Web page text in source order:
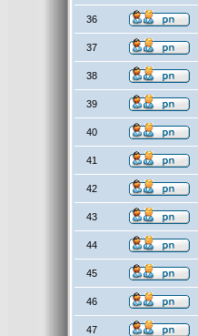
36
37
38
39
40
41
42
43
44
45
46
47